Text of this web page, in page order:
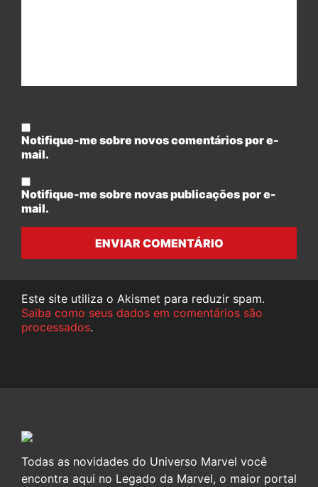
Notifique-me sobre novos comentários por e-
mail.
Notifique-me sobre novas publicações por e-
mail.
ENVIAR COMENTÁRIO
Este site utiliza o Akismet para reduzir spam.
Saiba como seus dados em comentários são
processados.
Todas as novidades do Universo Marvel você
encontra aqui no Legado da Marvel, o maior portal